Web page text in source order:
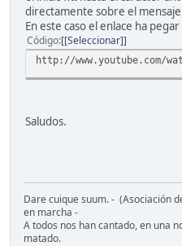
directamente sobre el
En este caso el enlace ha
Código [Seleccionar]
http://www.youtube.com/
Saludos.
Dare cuique suum. - (Asociación
en marcha -
A todos nos han cantado, en una
matado.